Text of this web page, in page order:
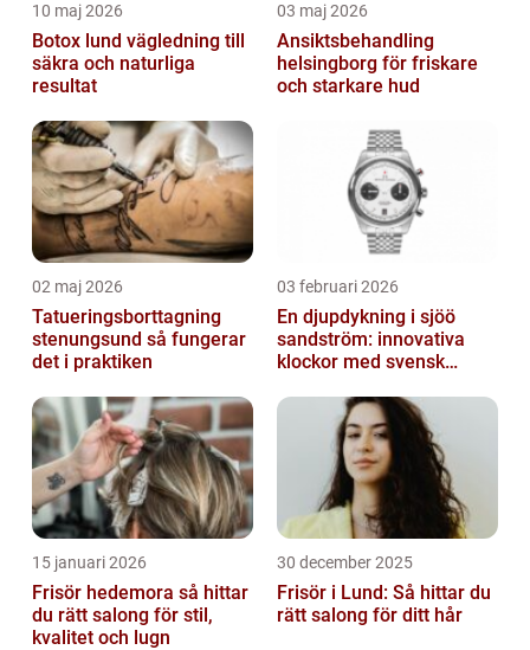
10 maj 2026
Botox lund vägledning till
säkra och naturliga
resultat
03 maj 2026
Ansiktsbehandling
helsingborg för friskare
och starkare hud
02 maj 2026
Tatueringsborttagning
stenungsund så fungerar
det i praktiken
03 februari 2026
En djupdykning i sjöö
sandström: innovativa
klockor med svensk
15 januari 2026
Frisör hedemora så hittar
du rätt salong för stil,
kvalitet och lugn
30 december 2025
Frisör i Lund: Så hittar du
rätt salong för ditt hår